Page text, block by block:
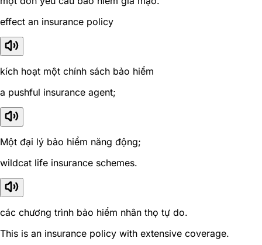
effect an insurance policy
kích hoạt một chính sách bảo hiểm
a pushful insurance agent;
Một đại lý bảo hiểm năng động;
wildcat life insurance schemes.
các chương trình bảo hiểm nhân thọ tự do.
This is an insurance policy with extensive coverage.